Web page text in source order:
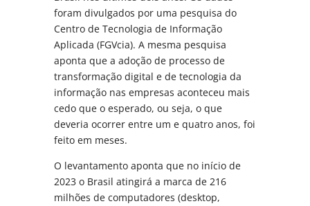
foram divulgados por uma pesquisa do
Centro de Tecnologia de Informação
Aplicada (FGVcia). A mesma pesquisa
aponta que a adoção de processo de
transformação digital e de tecnologia da
informação nas empresas aconteceu mais
cedo que o esperado, ou seja, o que
deveria ocorrer entre um e quatro anos, foi
feito em meses.
O levantamento aponta que no início de
2023 o Brasil atingirá a marca de 216
milhões de computadores (desktop,